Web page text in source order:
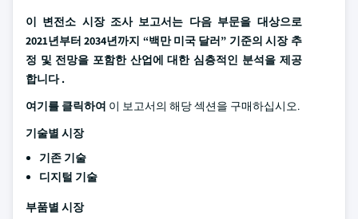
이 변전소 시장 조사 보고서는 다음 부문을 대상으로
2021년부터 2034년까지 “백만 미국 달러” 기준의 시장 추
정 및 전망을 포함한 산업에 대한 심층적인 분석을 제공
합니다 .
여기를 클릭하여 이 보고서의 해당 섹션을 구매하십시오.
기술별 시장
기존 기술
디지털 기술
부품별 시장